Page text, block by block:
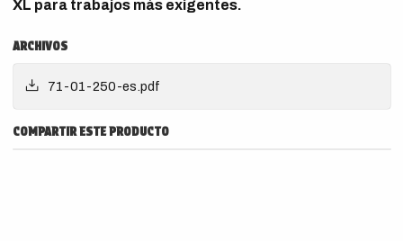
XL para trabajos más exigentes.
ARCHIVOS
71-01-250-es.pdf
COMPARTIR ESTE PRODUCTO